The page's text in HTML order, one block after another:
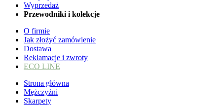
Wyprzedaż
Przewodniki i kolekcje
O firmie
Jak złożyć zamówienie
Dostawa
Reklamacje i zwroty
ECO LINE
Strona główna
Mężczyźni
Skarpety